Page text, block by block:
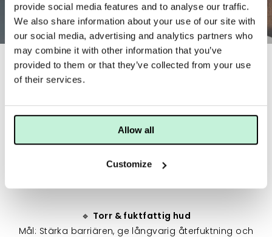
provide social media features and to analyse our traffic.
We also share information about your use of our site with
our social media, advertising and analytics partners who
may combine it with other information that you’ve
provided to them or that they’ve collected from your use
of their services.
Allow all
Customize
Skapa en hudvårdsrutin efter din hudtyp!
norsk autenticitet och långsiktig hudhälsa i fokus. För
att göra det enkelt för dig har vi satt ihop färdiga
rutiner baserat på olika hudtyper – så att du direkt kan
hud.
🔹 Torr & fuktfattig hud
Mål: Stärka barriären, ge långvarig återfuktning och